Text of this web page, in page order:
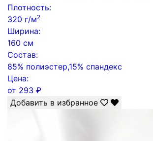
Плотность:
320 г/м2
Ширина:
160 см
Состав:
85% полиэстер,15% спандекс
Цена:
от 293 ₽
Добавить в избранное